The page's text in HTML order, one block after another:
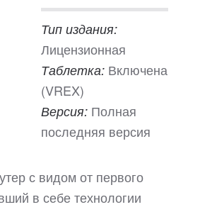
Тип издания:
Лицензионная
Таблетка: Включена
(VREX)
Версия: Полная
последняя версия
с видом от первого
в себе технологии